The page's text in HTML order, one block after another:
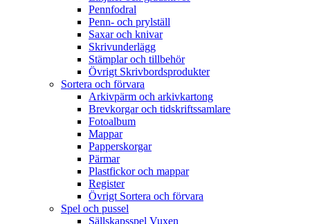
Pennfodral
Penn- och prylställ
Saxar och knivar
Skrivunderlägg
Stämplar och tillbehör
Övrigt Skrivbordsprodukter
Sortera och förvara
Arkivpärm och arkivkartong
Brevkorgar och tidskriftssamlare
Fotoalbum
Mappar
Papperskorgar
Pärmar
Plastfickor och mappar
Register
Övrigt Sortera och förvara
Spel och pussel
Sällskapsspel Vuxen